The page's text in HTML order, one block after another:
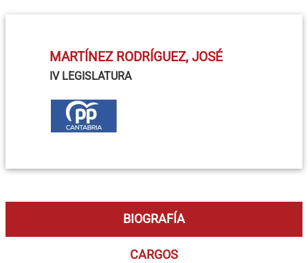
MARTÍNEZ RODRÍGUEZ, JOSÉ
IV LEGISLATURA
BIOGRAFÍA
CARGOS